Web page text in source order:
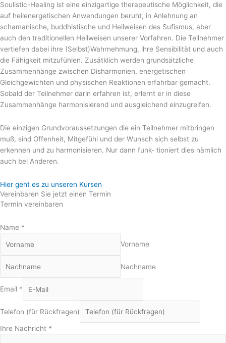
Soulistic-Healing ist eine einzigartige therapeutische Möglichkeit, die
auf heilenergetischen Anwendungen beruht, in Anlehnung an
schamanische, buddhistische und Heilweisen des Sufismus, aber
auch den traditionellen Heilweisen unserer Vorfahren. Die Teilnehmer
vertiefen dabei ihre (Selbst)Wahrnehmung, ihre Sensibilität und auch
die Fähigkeit mitzufühlen. Zusätklich werden grundsätzliche
Zusammenhänge zwischen Disharmonien, energetischen
Gleichgewichten und physischen Reaktionen erfahrbar gemacht.
Sobald der Teilnehmer darin erfahren ist, erlernt er in diese
Zusammenhänge harmonisierend und ausgleichend einzugreifen.
Die einzigen Grundvoraussetzungen die ein Teilnehmer mitbringen
muß, sind Offenheit, Mitgefühl und der Wunsch sich selbst zu
erkennen und zu harmonisieren. Nur dann funk- tioniert dies nämlich
auch bei Anderen.
Hier geht es zu unseren Kursen
Vereinbaren Sie jetzt einen Termin
Termin vereinbaren
Name *
Vorname
Nachname
Email *
Telefon (für Rückfragen)
Ihre Nachricht *